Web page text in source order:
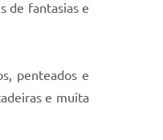
de fantasias e
penteados e
e muita